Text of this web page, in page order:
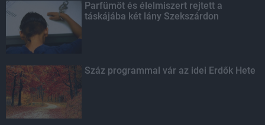
Parfümöt és élelmiszert rejtett a
táskájába két lány Szekszárdon
Száz programmal vár az idei Erdők Hete